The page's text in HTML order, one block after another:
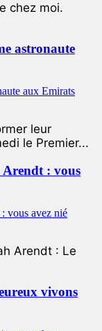
chez moi.
astronaute
leur
le Premier...
Arendt : vous
Arendt : Le
vivons